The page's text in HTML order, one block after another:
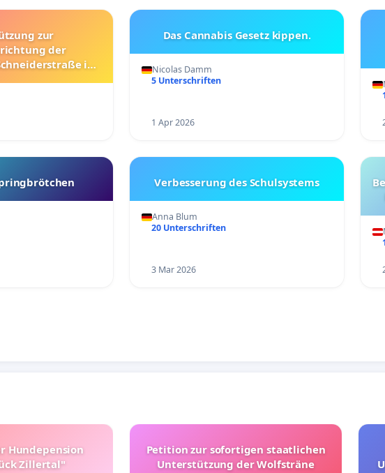
zur
der
in
Das Cannabis Gesetz kippen.
Nicolas Damm
5 Unterschriften
1 Apr 2026
Verbesserung des Schulsystems
Anna Blum
20 Unterschriften
3 Mar 2026
Hundepension
Zillertal"
Petition zur sofortigen staatlichen
Unterstützung der Wolfsträne